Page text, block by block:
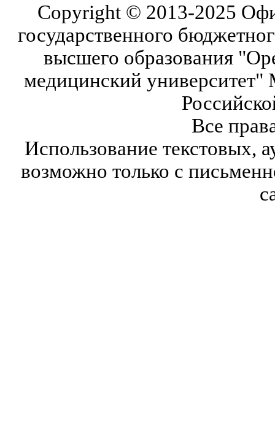
Copyright © 2013-2025
государственного
высшего образования
медицинский университет"
Все
Использование текстовых,
возможно только с